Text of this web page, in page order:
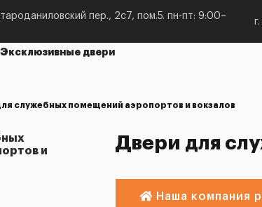
пер., 2с7, пом.5. пн-пт: 9:00–
Эксклюзивные двери
служебных помещений аэропортов и вокзалов
и
Двери для
Наша компания